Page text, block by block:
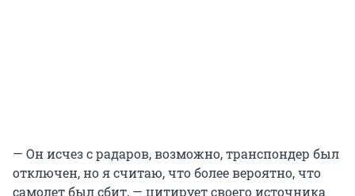
— Он исчез с радаров, возможно, транспондер был
отключен, но я считаю, что более вероятно, что
самолет был сбит, — цитирует своего источника